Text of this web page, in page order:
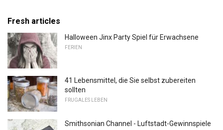
Fresh articles
Halloween Jinx Party Spiel für Erwachsene
FERIEN
41 Lebensmittel, die Sie selbst zubereiten
sollten
FRUGALES LEBEN
Smithsonian Channel - Luftstadt-Gewinnspiele